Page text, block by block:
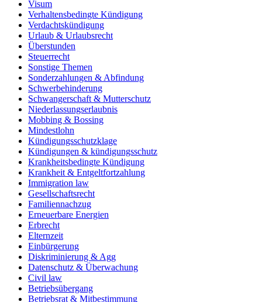
Visum
Verhaltensbedingte Kündigung
Verdachtskündigung
Urlaub & Urlaubsrecht
Überstunden
Steuerrecht
Sonstige Themen
Sonderzahlungen & Abfindung
Schwerbehinderung
Schwangerschaft & Mutterschutz
Niederlassungserlaubnis
Mobbing & Bossing
Mindestlohn
Kündigungsschutzklage
Kündigungen & kündigungsschutz
Krankheitsbedingte Kündigung
Krankheit & Entgeltfortzahlung
Immigration law
Gesellschaftsrecht
Familiennachzug
Erneuerbare Energien
Erbrecht
Elternzeit
Einbürgerung
Diskriminierung & Agg
Datenschutz & Überwachung
Civil law
Betriebsübergang
Betriebsrat & Mitbestimmung